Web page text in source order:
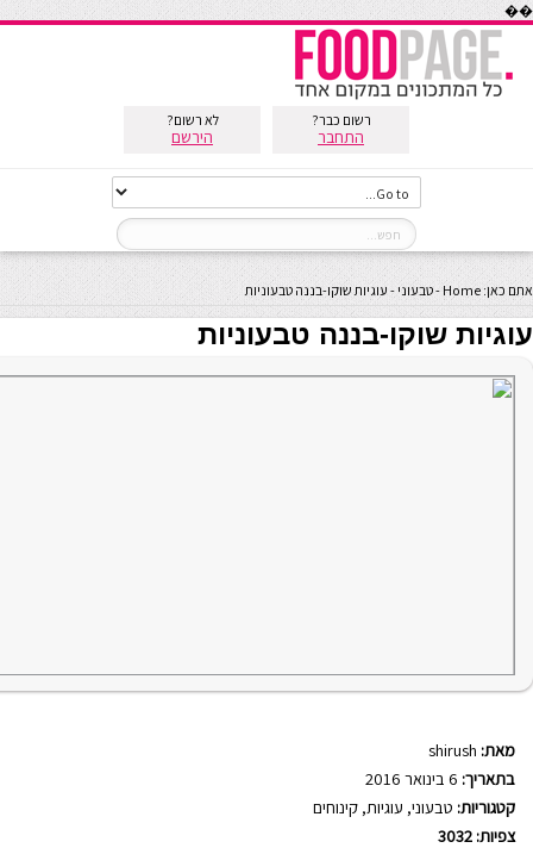
��
רשום כבר?
התחבר
לא רשום?
הירשם
אתם כאן: Home
-טבעוני - עוגיות שוקו-בננה טבעוניות
עוגיות שוקו-בננה טבעוניות
מאת: shirush
בתאריך:
קטגוריות: טבעוני, עוגיות, קינוחים
צפיות: 3032